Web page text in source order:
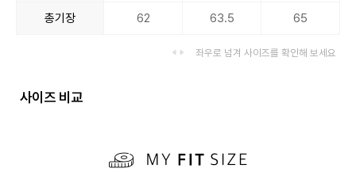
총기장 62 63.5 65
좌우로 넘겨 사이즈를 확인해 보세요
사이즈 비교